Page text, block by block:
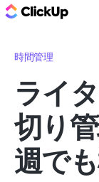
時間管理
ライ
切り
週で